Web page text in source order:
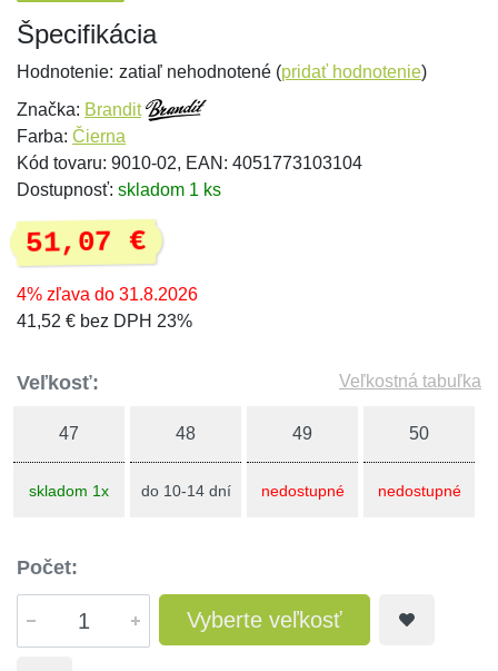
Špecifikácia
Hodnotenie: zatiaľ nehodnotené (pridať hodnotenie)
Značka: Brandit
Farba: Čierna
Kód tovaru: 9010-02, EAN: 4051773103104
Dostupnosť: skladom 1 ks
51,07 €
4% zľava do 31.8.2026
41,52 € bez DPH 23%
Veľkosť: Veľkostná tabuľka
47
skladom 1x
48
do 10-14 dní
49
nedostupné
50
nedostupné
Počet:
Vyberte veľkosť